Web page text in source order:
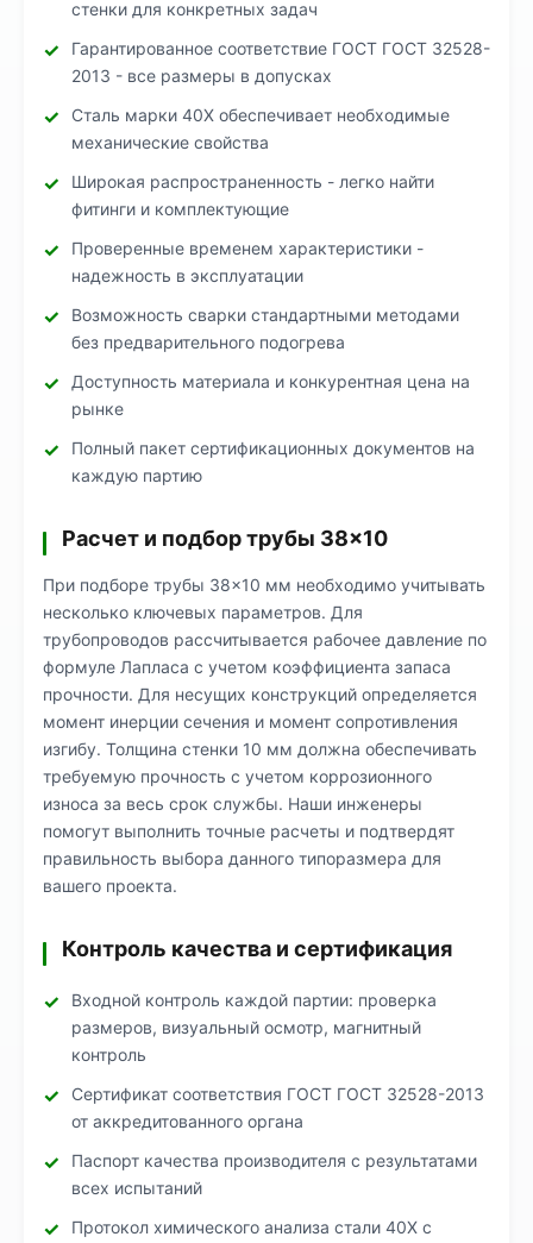
стенки для конкретных задач
Гарантированное соответствие ГОСТ ГОСТ 32528-
2013 - все размеры в допусках
Сталь марки 40Х обеспечивает необходимые
механические свойства
Широкая распространенность - легко найти
фитинги и комплектующие
Проверенные временем характеристики -
надежность в эксплуатации
Возможность сварки стандартными методами
без предварительного подогрева
Доступность материала и конкурентная цена на
рынке
Полный пакет сертификационных документов на
каждую партию
Расчет и подбор трубы 38×10
При подборе трубы 38×10 мм необходимо учитывать
несколько ключевых параметров. Для
трубопроводов рассчитывается рабочее давление по
формуле Лапласа с учетом коэффициента запаса
прочности. Для несущих конструкций определяется
момент инерции сечения и момент сопротивления
изгибу. Толщина стенки 10 мм должна обеспечивать
требуемую прочность с учетом коррозионного
износа за весь срок службы. Наши инженеры
помогут выполнить точные расчеты и подтвердят
правильность выбора данного типоразмера для
вашего проекта.
Контроль качества и сертификация
Входной контроль каждой партии: проверка
размеров, визуальный осмотр, магнитный
контроль
Сертификат соответствия ГОСТ ГОСТ 32528-2013
от аккредитованного органа
Паспорт качества производителя с результатами
всех испытаний
Протокол химического анализа стали 40Х с